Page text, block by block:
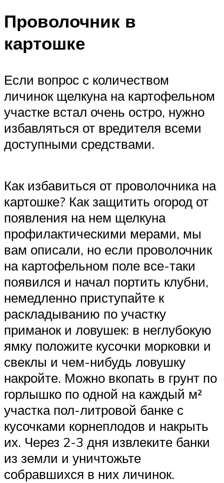
Проволочник в
картошке
Если вопрос с количеством
личинок щелкуна на картофельном
участке встал очень остро, нужно
избавляться от вредителя всеми
доступными средствами.
Как избавиться от проволочника на
картошке? Как защитить огород от
появления на нем щелкуна
профилактическими мерами, мы
вам описали, но если проволочник
на картофельном поле все-таки
появился и начал портить клубни,
немедленно приступайте к
раскладыванию по участку
приманок и ловушек: в неглубокую
ямку положите кусочки морковки и
свеклы и чем-нибудь ловушку
накройте. Можно вкопать в грунт по
горлышко по одной на каждый м²
участка пол-литровой банке с
кусочками корнеплодов и накрыть
их. Через 2-3 дня извлеките банки
из земли и уничтожьте
собравшихся в них личинок.